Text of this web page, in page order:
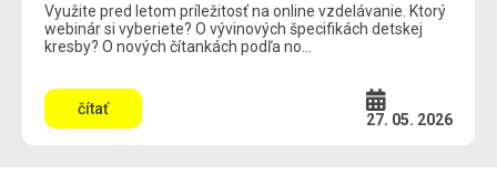
Využite pred letom príležitosť na online vzdelávanie. Ktorý
webinár si vyberiete? O vývinových špecifikách detskej
kresby? O nových čítankách podľa no...
čítať
27. 05. 2026